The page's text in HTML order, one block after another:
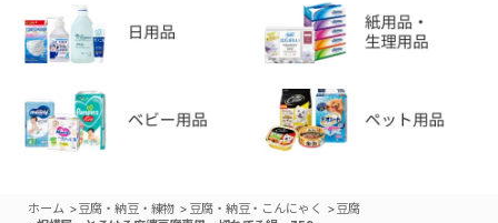
ホーム >豆腐・納豆・練物 > 豆腐・納豆・こんにゃく >豆腐